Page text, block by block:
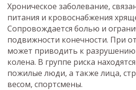
Хроническое заболевание,
питания и кровоснабжения
Сопровождается болью и
подвижности конечности. При
может приводить к разрушению
колена. В группе риска
пожилые люди, а также лица,
весом, спортсмены.